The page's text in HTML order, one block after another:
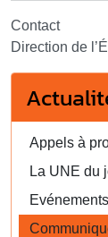
Contact
Direction de
Appels à
La UNE du